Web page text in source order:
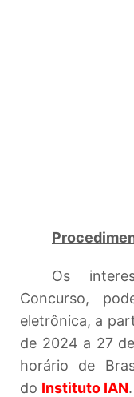
Os
Concurso,
eletrônica, a
de 2024 a 27
horário de
do Instituto IAN.